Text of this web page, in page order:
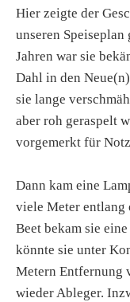
Hier zeigte der
unseren
Jahren war sie
Dahl in den
sie lange
aber roh geraspelt
vorgemerkt für
Dann kam eine
viele Meter entlang
Beet bekam sie
könnte sie unter
Metern Entfernung
wieder Ableger.